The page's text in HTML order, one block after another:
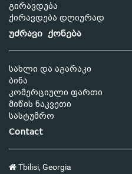
გირავდება
ქირავდება დღიურად
უძრავი ქონება
სახლი და აგარაკი
ბინა
კომერციული ფართი
მიწის ნაკვეთი
სასტუმრო
Contact
Tbilisi, Georgia